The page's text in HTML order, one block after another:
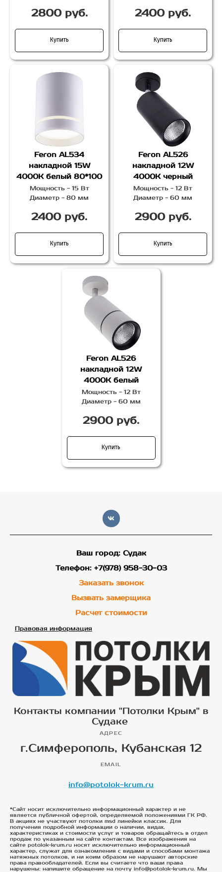
2800 руб.
Купить
2400 руб.
Купить
Feron AL534
накладной 15W
4000K белый 80*100
Мощность - 15 Вт
Диаметр - 80 мм
2400 руб.
Купить
Feron AL526
накладной 12W
4000K черный
Мощность - 12 Вт
Диаметр - 60 мм
2900 руб.
Купить
Feron AL526
накладной 12W
4000K белый
Мощность - 12 Вт
Диаметр - 60 мм
2900 руб.
Купить
Ваш город: Судак
Телефон: +7(978) 958-30-03
Заказать звонок
Вызвать замерщика
Расчет стоимости
Правовая информация
Контакты компании "Потолки Крым" в
Судаке
АДРЕС
г.Симферополь, Кубанская 12
EMAIL
info@potolok-krum.ru
*Сайт носит исключительно информационный характер и не
является публичной офертой, определяемой положениями ГК РФ.
В акциях не участвуют потолки msd линейки классик. Для
получения подробной информации о наличии, видах,
характеристиках и стоимости услуг и товаров обращайтесь в отдел
продаж по указанным на сайте контактам. Все изображения на
сайте potolok-krum.ru носят исключительно информационный
характер, служат для ознакомления с видами и способами монтажа
натяжных потолков, и ни коим образом не нарушают авторские
права правообладателей. Если вы считаете что ваши права
нарушены: напишите обращение на почту info@potolok-krum.ru. Мы